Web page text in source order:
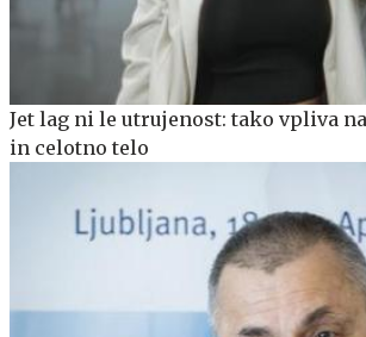
Jet lag ni le utrujenost: tako vpliva
in celotno telo